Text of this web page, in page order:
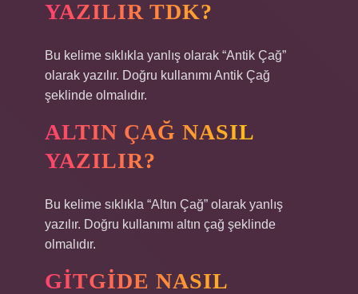
YAZILIR TDK?
Bu kelime sıklıkla yanlış olarak “Antik Çağ”
olarak yazılır. Doğru kullanımı Antik Çağ
şeklinde olmalıdır.
ALTIN ÇAĞ NASIL
YAZILIR?
Bu kelime sıklıkla “Altın Çağ” olarak yanlış
yazılır. Doğru kullanımı altın çağ şeklinde
olmalıdır.
GITGIDE NASIL